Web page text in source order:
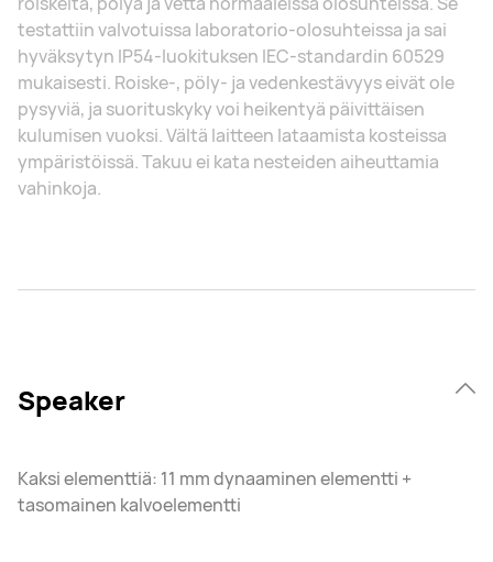
testattiin valvotuissa laboratorio-olosuhteissa ja sai
hyväksytyn IP54-luokituksen IEC-standardin 60529
mukaisesti. Roiske-, pöly- ja vedenkestävyys eivät ole
pysyviä, ja suorituskyky voi heikentyä päivittäisen
kulumisen vuoksi. Vältä laitteen lataamista kosteissa
ympäristöissä. Takuu ei kata nesteiden aiheuttamia
vahinkoja.
Speaker
Kaksi elementtiä: 11 mm dynaaminen elementti +
tasomainen kalvoelementti